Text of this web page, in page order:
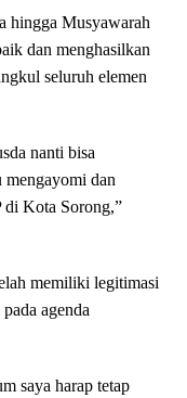
hingga Musyawarah
dan menghasilkan
seluruh elemen
nanti bisa
dan
di Kota Sorong,”
memiliki legitimasi
agenda
saya harap tetap